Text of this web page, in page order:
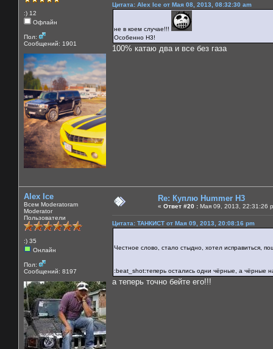
:) 12
Офлайн
Пол:
Сообщений: 1901
Цитата: Alex Ice от Мая 08, 2013, 08:32:30 am
не в коем случае!!!
Особенно Н3!
100% катаю два и все без газа
Alex Ice
Всем Moderatoram
Moderator
Пользователи
:) 35
Онлайн
Пол:
Сообщений: 8197
Re: Куплю Hummer H3
« Ответ #20 : Мая 09, 2013, 22:31:26
Цитата: ТАНКИСТ от Мая 09, 2013, 20:08:16 pm
Честное слово, стало стыдно, хотел исправиться,
:beat_shot:теперь остались одни чёрные, а чёрные
а теперь точно бейте его!!!